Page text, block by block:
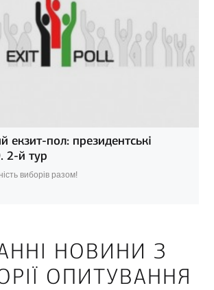
екзит-пол: президентські
2-й тур
виборів разом!
НОВИНИ З
ОПИТУВАННЯ